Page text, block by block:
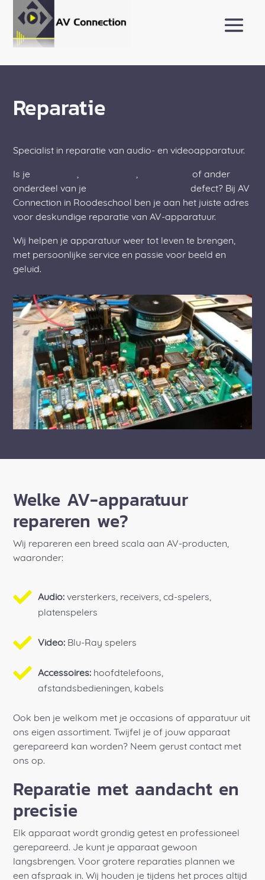
Reparatie
Specialist in reparatie van audio- en videoapparatuur.
Is je versterker, platenspeler,
of ander
onderdeel van je
defect? Bij AV
Connection in Roodeschool ben je aan het juiste adres
voor deskundige reparatie van AV-apparatuur.
Wij helpen je apparatuur weer tot leven te brengen,
met persoonlijke service en passie voor beeld en
geluid.
Welke AV-apparatuur
repareren we?
Wij repareren een breed scala aan AV-producten,
waaronder:
Audio: versterkers, receivers, cd-spelers,
platenspelers
Video: Blu-Ray spelers
Accessoires: hoofdtelefoons,
afstandsbedieningen, kabels
Ook ben je welkom met je occasions of apparatuur uit
ons eigen assortiment. Twijfel je of jouw apparaat
gerepareerd kan worden? Neem gerust contact met
ons op.
Reparatie met aandacht en
precisie
Elk apparaat wordt grondig getest en professioneel
gerepareerd. Je kunt je apparaat gewoon
langsbrengen. Voor grotere reparaties plannen we
een afspraak in. Wij houden je tijdens het proces altijd